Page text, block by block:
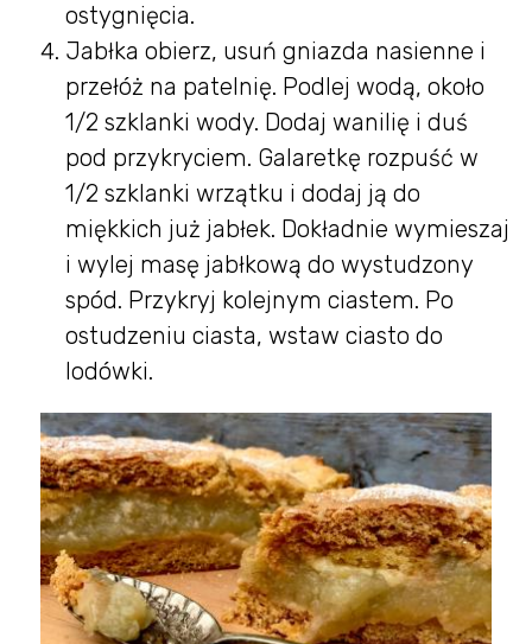
ostygnięcia.
Jabłka obierz, usuń gniazda nasienne i
przełóż na patelnię. Podlej wodą, około
1/2 szklanki wody. Dodaj wanilię i duś
pod przykryciem. Galaretkę rozpuść w
1/2 szklanki wrzątku i dodaj ją do
miękkich już jabłek. Dokładnie wymieszaj
i wylej masę jabłkową do wystudzony
spód. Przykryj kolejnym ciastem. Po
ostudzeniu ciasta, wstaw ciasto do
lodówki.